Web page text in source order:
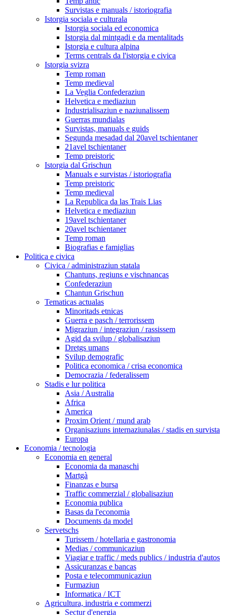
Survistas e manuals / istoriografia
Istorgia sociala e culturala
Istorgia sociala ed economica
Istorgia dal mintgadi e da mentalitads
Istorgia e cultura alpina
Terms centrals da l'istorgia e civica
Istorgia svizra
Temp roman
Temp medieval
La Veglia Confederaziun
Helvetica e mediaziun
Industrialisaziun e naziunalissem
Guerras mundialas
Survistas, manuals e guids
Segunda mesadad dal 20avel tschientaner
21avel tschientaner
Temp preistoric
Istorgia dal Grischun
Manuals e survistas / istoriografia
Temp preistoric
Temp medieval
La Republica da las Trais Lias
Helvetica e mediaziun
19avel tschientaner
20avel tschientaner
Temp roman
Biografias e famiglias
Politica e civica
Civica / administraziun statala
Chantuns, regiuns e vischnancas
Confederaziun
Chantun Grischun
Tematicas actualas
Minoritads etnicas
Guerra e pasch / terrorissem
Migraziun / integraziun / rassissem
Agid da svilup / globalisaziun
Dretgs umans
Svilup demografic
Politica economica / crisa economica
Democrazia / federalissem
Stadis e lur politica
Asia / Australia
Africa
America
Proxim Orient / mund arab
Organisaziuns internaziunalas / stadis en survista
Europa
Economia / tecnologia
Economia en general
Economia da manaschi
Martgà
Finanzas e bursa
Traffic commerzial / globalisaziun
Economia publica
Basas da l'economia
Documents da model
Servetschs
Turissem / hotellaria e gastronomia
Medias / communicaziun
Viagiar e traffic / meds publics / industria d'autos
Assicuranzas e bancas
Posta e telecommunicaziun
Furmaziun
Informatica / ICT
Agricultura, industria e commerzi
Sectur d'energia